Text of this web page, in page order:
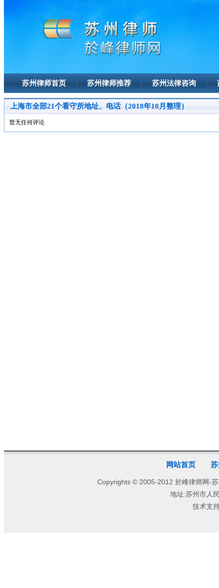
苏州律师首页 苏州律师推荐 苏州法律咨询
上海市全部21个看守所地址、电话（2018年10月整理）
暂无任何评论
网站首页
Copyrights © 2005-2012 於峰律师网-
地址:苏州市人
技术支